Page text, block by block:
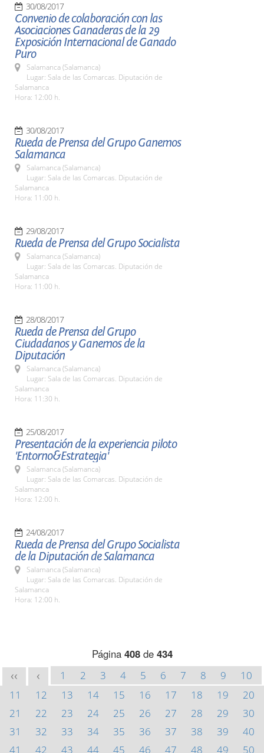
30/08/2017
Convenio de colaboración con las
Asociaciones Ganaderas de la 29
Exposición Internacional de Ganado
Puro
Salamanca (Salamanca)
Lugar: Sala de las Comarcas. Diputación de
Salamanca
Hora: 12:00 h.
30/08/2017
Rueda de Prensa del Grupo Ganemos
Salamanca
Salamanca (Salamanca)
Lugar: Sala de las Comarcas. Diputación de
Salamanca
Hora: 11:00 h.
29/08/2017
Rueda de Prensa del Grupo Socialista
Salamanca (Salamanca)
Lugar: Sala de las Comarcas. Diputación de
Salamanca
Hora: 11:00 h.
28/08/2017
Rueda de Prensa del Grupo
Ciudadanos y Ganemos de la
Diputación
Salamanca (Salamanca)
Lugar: Sala de las Comarcas. Diputación de
Salamanca
Hora: 11:30 h.
25/08/2017
Presentación de la experiencia piloto
'Entorno&Estrategia'
Salamanca (Salamanca)
Lugar: Sala de las Comarcas. Diputación de
Salamanca
Hora: 12:00 h.
24/08/2017
Rueda de Prensa del Grupo Socialista
de la Diputación de Salamanca
Salamanca (Salamanca)
Lugar: Sala de las Comarcas. Diputación de
Salamanca
Hora: 12:00 h.
Página 408de 434
<< < 1 2 3 4 5 6 7 8 9
10
11
12 13 14 15 16 17 18 19
20
21
22 23 24 25 26 27 28 29
30
31
32 33 34 35 36 37 38 39
40
41
42 43 44 45 46 47 48 49
50